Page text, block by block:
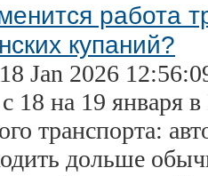
работа
купаний?
Jan 2026
18 на 19 января
транспорта:
дольше